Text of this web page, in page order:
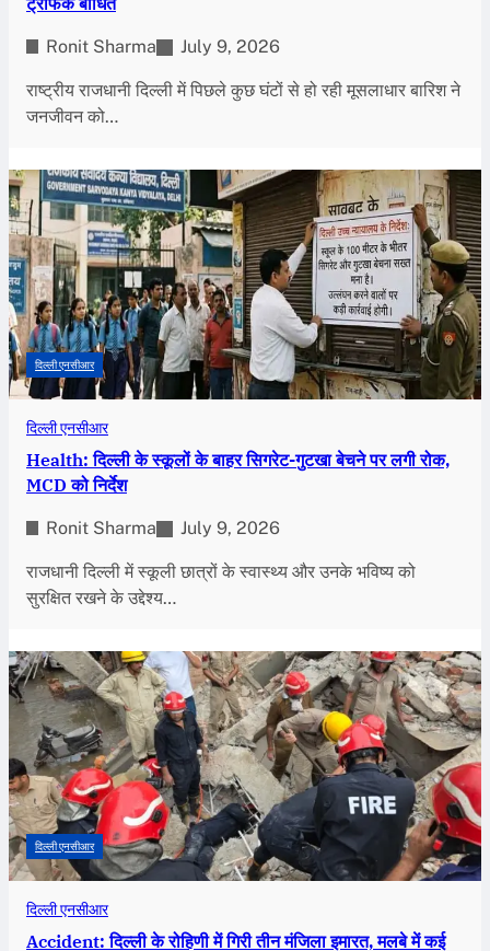
Ronit Sharma July 9, 2026
राष्ट्रीय राजधानी दिल्ली में पिछले कुछ घंटों से हो रही मूसलाधार बारिश ने
जनजीवन को…
दिल्ली एनसीआर
दिल्ली एनसीआर
Health: दिल्ली के स्कूलों के बाहर सिगरेट-गुटखा बेचने पर लगी रोक,
MCD को निर्देश
Ronit Sharma July 9, 2026
राजधानी दिल्ली में स्कूली छात्रों के स्वास्थ्य और उनके भविष्य को
सुरक्षित रखने के उद्देश्य…
दिल्ली एनसीआर
दिल्ली एनसीआर
Accident: दिल्ली के रोहिणी में गिरी तीन मंजिला इमारत, मलबे में कई